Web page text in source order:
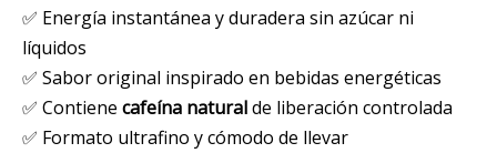
✅ Energía instantánea y duradera sin azúcar ni
líquidos
✅ Sabor original inspirado en bebidas energéticas
✅ Contiene cafeína naturalde liberación controlada
✅ Formato ultrafino y cómodo de llevar